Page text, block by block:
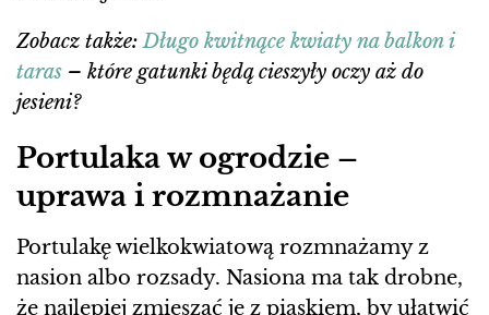
Zobacz także:Długo kwitnące kwiaty na balkon i
taras – które gatunki będą cieszyły oczy aż do
jesieni?
Portulaka w ogrodzie –
uprawa i rozmnażanie
Portulakę wielkokwiatową rozmnażamy z
nasion albo rozsady. Nasiona ma tak drobne,
że najlepiej zmieszać je z piaskiem, by ułatwić